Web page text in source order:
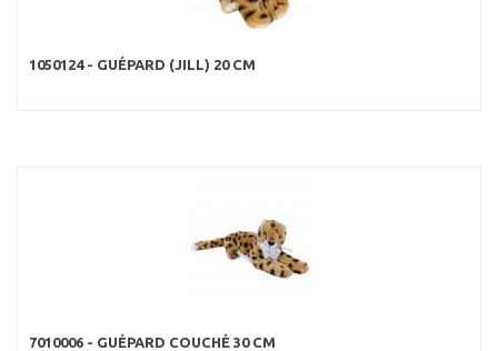
1050124 - GUÉPARD (JILL) 20 CM
7010006 - GUÉPARD COUCHÉ 30 CM